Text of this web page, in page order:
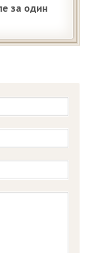
за один